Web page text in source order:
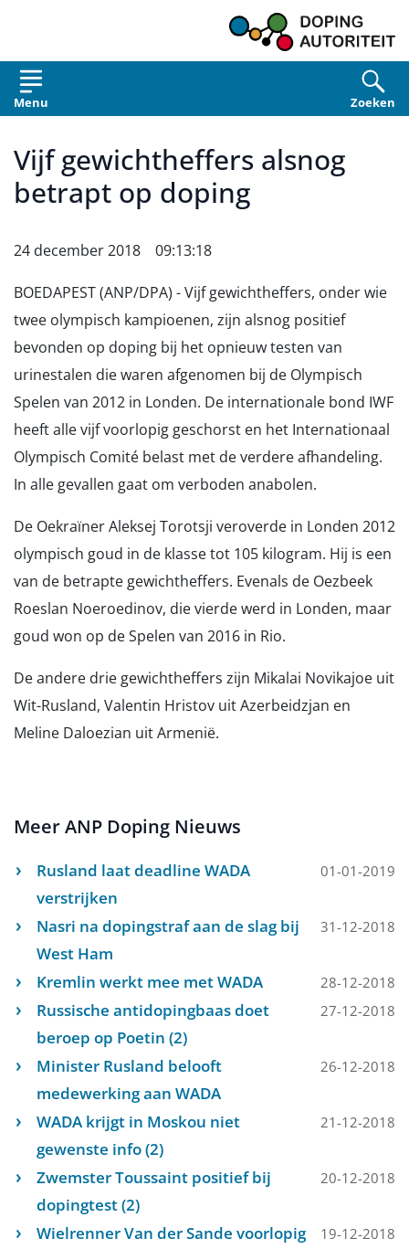
Menu Zoeken
Vijf gewichtheffers alsnog
betrapt op doping
24 december 2018 09:13:18
BOEDAPEST (ANP/DPA) - Vijf gewichtheffers, onder wie
twee olympisch kampioenen, zijn alsnog positief
bevonden op doping bij het opnieuw testen van
urinestalen die waren afgenomen bij de Olympisch
Spelen van 2012 in Londen. De internationale bond IWF
heeft alle vijf voorlopig geschorst en het Internationaal
Olympisch Comité belast met de verdere afhandeling.
In alle gevallen gaat om verboden anabolen.
De Oekraïner Aleksej Torotsji veroverde in Londen 2012
olympisch goud in de klasse tot 105 kilogram. Hij is een
van de betrapte gewichtheffers. Evenals de Oezbeek
Roeslan Noeroedinov, die vierde werd in Londen, maar
goud won op de Spelen van 2016 in Rio.
De andere drie gewichtheffers zijn Mikalai Novikajoe uit
Wit-Rusland, Valentin Hristov uit Azerbeidzjan en
Meline Daloezian uit Armenië.
Meer ANP Doping Nieuws
Rusland laat deadline WADA
verstrijken
01-01-2019
Nasri na dopingstraf aan de slag bij
West Ham
31-12-2018
Kremlin werkt mee met WADA 28-12-2018
Russische antidopingbaas doet
beroep op Poetin (2)
27-12-2018
Minister Rusland belooft
medewerking aan WADA
26-12-2018
WADA krijgt in Moskou niet
gewenste info (2)
21-12-2018
Zwemster Toussaint positief bij
dopingtest (2)
20-12-2018
Wielrenner Van der Sande voorlopig
19-12-2018